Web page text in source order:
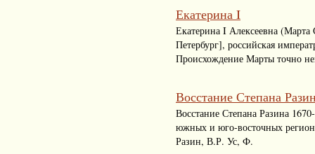
Екатерина I
Екатерина I Алексеевна
Петербург], российская
Происхождение Марты точно
Восстание Степана
Восстание Степана Разина
южных и юго-восточных
Разин, В.Р. Ус, Ф.